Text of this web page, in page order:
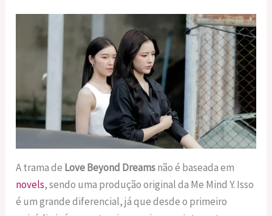
A trama de Love Beyond Dreamsnão é baseada em
novels, sendo uma produção original da Me Mind Y. Isso
é um grande diferencial, já que desde o primeiro